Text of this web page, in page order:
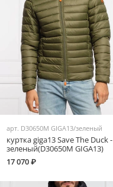
арт. D30650M GIGA13/зеленый
куртка giga13 Save The Duck -
зеленый(D30650M GIGA13)
17 070 ₽